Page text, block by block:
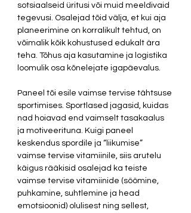
sotsiaalseid üritusi või muid meeldivaid
tegevusi. Osalejad tõid välja, et kui aja
planeerimine on korralikult tehtud, on
võimalik kõik kohustused edukalt ära
teha. Tõhus aja kasutamine ja logistika
loomulik osa kõnelejate igapäevalus.
Paneel tõi esile vaimse tervise tähtsuse
sportimises. Sportlased jagasid, kuidas
nad hoiavad end vaimselt tasakaalus
ja motiveerituna. Kuigi paneel
keskendus spordile ja “liikumise”
vaimse tervise vitamiinile, siis arutelu
käigus rääkisid osalejad ka teiste
vaimse tervise vitamiinide (söömine,
puhkamine, suhtlemine ja head
emotsioonid) olulisest ning sellest,